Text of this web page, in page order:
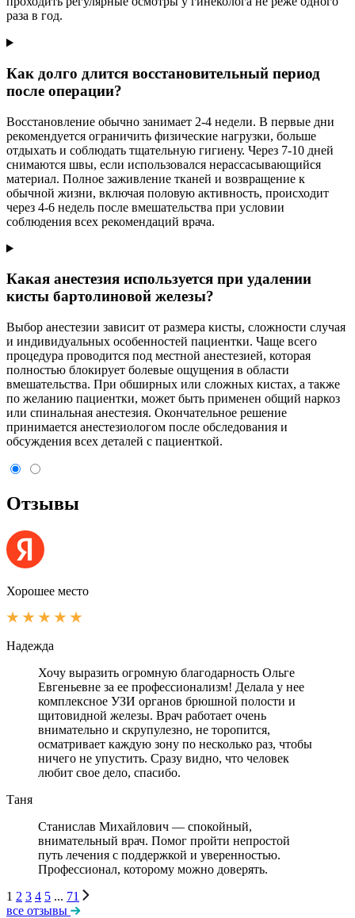
раза в год.
Как долго длится восстановительный период
после операции?
Восстановление обычно занимает 2-4 недели. В первые дни
рекомендуется ограничить физические нагрузки, больше
отдыхать и соблюдать тщательную гигиену. Через 7-10 дней
снимаются швы, если использовался нерассасывающийся
материал. Полное заживление тканей и возвращение к
обычной жизни, включая половую активность, происходит
через 4-6 недель после вмешательства при условии
соблюдения всех рекомендаций врача.
Какая анестезия используется при удалении
кисты бартолиновой железы?
Выбор анестезии зависит от размера кисты, сложности случая
и индивидуальных особенностей пациентки. Чаще всего
процедура проводится под местной анестезией, которая
полностью блокирует болевые ощущения в области
вмешательства. При обширных или сложных кистах, а также
по желанию пациентки, может быть применен общий наркоз
или спинальная анестезия. Окончательное решение
принимается анестезиологом после обследования и
обсуждения всех деталей с пациенткой.
Отзывы
Хорошее место
Надежда
Хочу выразить огромную благодарность Ольге
Евгеньевне за ее профессионализм! Делала у нее
комплексное УЗИ органов брюшной полости и
щитовидной железы. Врач работает очень
внимательно и скрупулезно, не торопится,
осматривает каждую зону по несколько раз, чтобы
ничего не упустить. Сразу видно, что человек
любит свое дело, спасибо.
Таня
Станислав Михайлович — спокойный,
внимательный врач. Помог пройти непростой
путь лечения с поддержкой и уверенностью.
Профессионал, которому можно доверять.
1 2 3 4 5 ... 71
все отзывы